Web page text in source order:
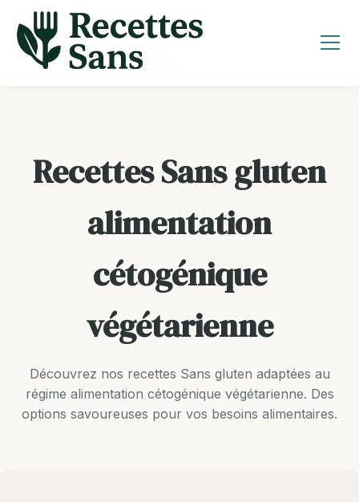
contenu
Recettes Sans gluten
alimentation
cétogénique
végétarienne
Découvrez nos recettes Sans gluten adaptées au
régime alimentation cétogénique végétarienne. Des
options savoureuses pour vos besoins alimentaires.